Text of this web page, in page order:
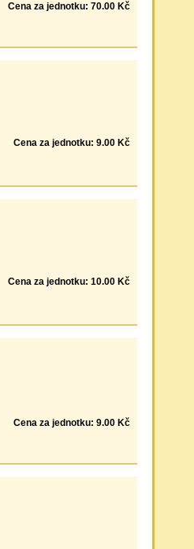
Cena za jednotku: 70.00 Kč
Cena za jednotku: 9.00 Kč
Cena za jednotku: 10.00 Kč
Cena za jednotku: 9.00 Kč